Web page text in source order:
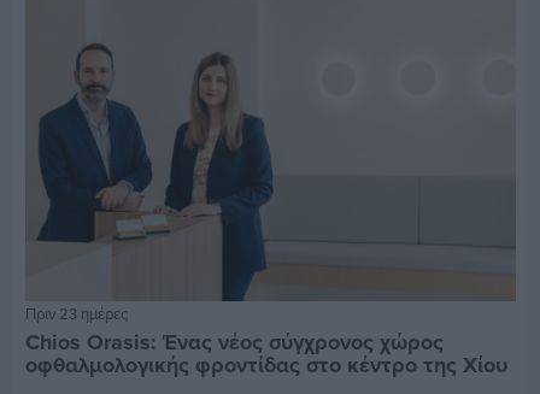
Πριν 23 ημέρες
Chios Orasis: Ένας νέος σύγχρονος χώρος
οφθαλμολογικής φροντίδας στο κέντρο της Χίου